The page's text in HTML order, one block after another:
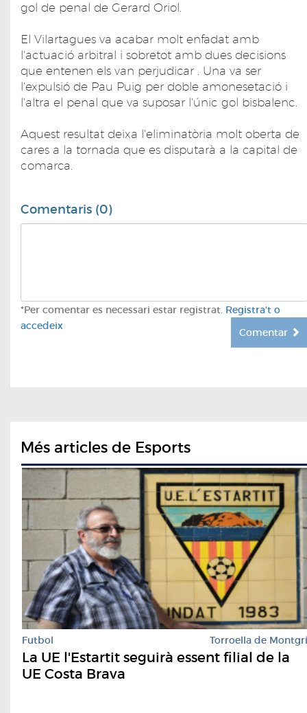
gol de penal de Gerard Oriol.
El Vilartagues va acabar molt enfadat amb
l'actuació arbitral i sobretot amb dues decisions
que entenen els van perjudicar . Una va ser
l'expulsió de Pau Puig per doble amonesetació i
l'altra el penal que va suposar l'únic gol bisbalenc.
Aquest resultat deixa l'eliminatòria molt oberta de
cares a la tornada que es disputarà a la capital de
comarca.
Comentaris (0)
*Per comentar es necessari estar registrat. Registra't o
accedeix
Comentar
Més articles de Esports
Futbol Torroella de Montgrí
La UE l'Estartit seguirà essent filial de la
UE Costa Brava